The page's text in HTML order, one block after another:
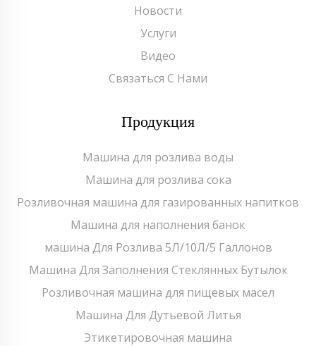
Новости
Услуги
Видео
Связаться С Нами
Продукция
Машина для розлива воды
Машина для розлива сока
Розливочная машина для газированных напитков
Машина для наполнения банок
машина Для Розлива 5Л/10Л/5 Галлонов
Машина Для Заполнения Стеклянных Бутылок
Розливочная машина для пищевых масел
Машина Для Дутьевой Литья
Этикетировочная машина